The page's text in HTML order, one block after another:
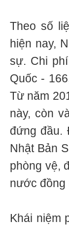
Theo số
hiện nay,
sự. Chi
Quốc -
Từ năm
này, còn
đứng đầu.
Nhật Bản
phòng vệ,
nước đồng
Khái niệm